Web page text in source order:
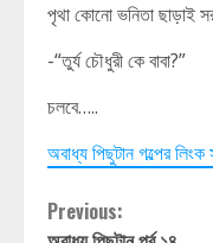
পৃথা কোনো ভনিতা ছাড়াই
-“তুর্য চৌধুরী কে বাবা?”
চলবে…..
অবাধ্য পিছুটান গল্পের লিংক
Continue
Previous: